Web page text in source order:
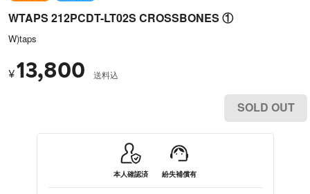
WTAPS 212PCDT-LT02S CROSSBONES ①
W)taps
¥13,800 送料込
SOLD OUT
本人確認済 紛失補償有